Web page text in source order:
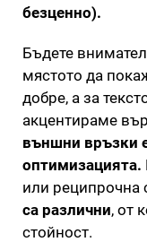
безценно).
Бъдете
мястото да
добре, а за
акцентираме
външни връзки
оптимизацията.
или реципрочна
са различни, от
стойност.